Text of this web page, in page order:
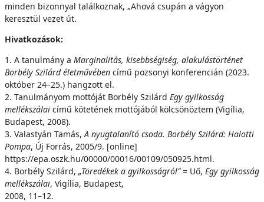
minden bizonnyal találkoznak, „Ahová csupán a vágyon
keresztül vezet út.
Hivatkozások:
1. A tanulmány a Marginalitás, kisebbségiség, alakulástörténet
Borbély Szilárd életművében című pozsonyi konferencián (2023.
október 24–25.) hangzott el.
2. Tanulmányom mottóját Borbély Szilárd Egy gyilkosság
mellékszálai című kötetének mottójából kölcsönöztem (Vigília,
Budapest, 2008).
3. Valastyán Tamás,A nyugtalanító csoda. Borbély Szilárd: Halotti
Pompa, Új Forrás, 2005/9. [online]
https://epa.oszk.hu/00000/00016/00109/050925.html.
4. Borbély Szilárd, „Töredékek a gyilkosságról”= Uő, Egy gyilkosság
mellékszálai, Vigília, Budapest,
2008, 11–12.